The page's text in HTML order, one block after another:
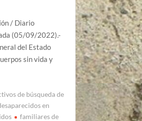
/ Diario
(05/09/2022).-
del Estado
sin vida y
de búsqueda de
en
familiares de